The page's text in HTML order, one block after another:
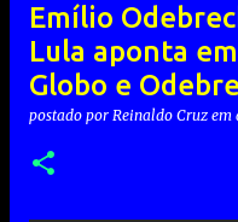
Emílio
Lula aponta
Globo e
postado por Reinaldo Cruz em